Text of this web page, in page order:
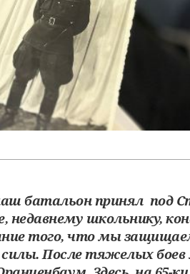
батальон принял под
недавнему школьнику,
того, что мы
силы. После тяжелых